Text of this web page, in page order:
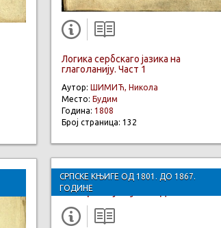
Логика сербскаго јазика на
глаголанију. Част 1
Аутор: ШИМИЋ, Никола
Место: Будим
Година: 1808
Број страница: 132
СРПСКЕ КЊИГЕ ОД 1801. ДО 1867.
ГОДИНЕ